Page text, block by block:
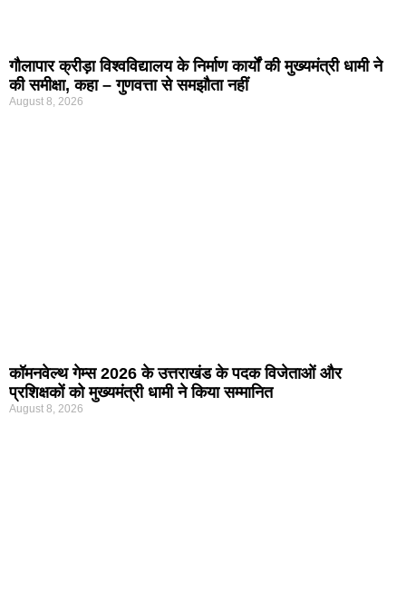
गौलापार क्रीड़ा विश्वविद्यालय के निर्माण कार्यों की मुख्यमंत्री धामी ने
की समीक्षा, कहा – गुणवत्ता से समझौता नहीं
August 8, 2026
कॉमनवेल्थ गेम्स 2026 के उत्तराखंड के पदक विजेताओं और
प्रशिक्षकों को मुख्यमंत्री धामी ने किया सम्मानित
August 8, 2026